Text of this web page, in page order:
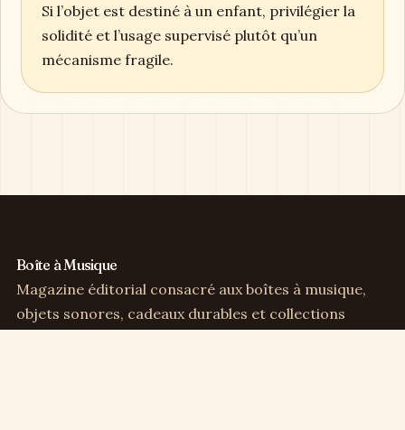
Si l’objet est destiné à un enfant, privilégier la
solidité et l’usage supervisé plutôt qu’un
mécanisme fragile.
Boîte à Musique
Magazine éditorial consacré aux boîtes à musique,
objets sonores, cadeaux durables et collections